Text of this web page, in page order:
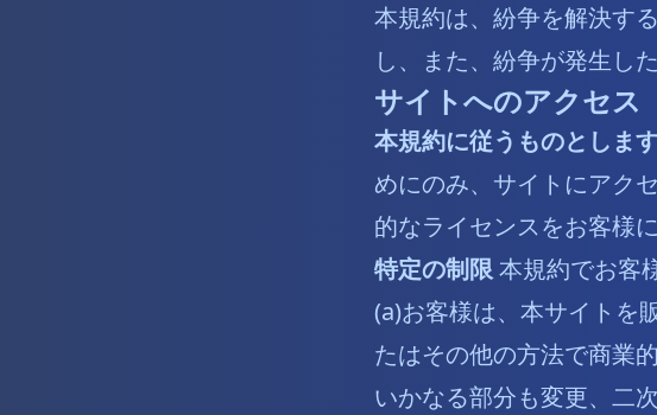
本規約は、紛争を解決す
し、また、紛争が発生し
サイトへのアクセス
本規約に従うものとしま
めにのみ、サイトにアク
的なライセンスをお客様
特定の制限本規約でお客
(a)お客様は、本サイトを
たはその他の方法で商業
いかなる部分も変更、二